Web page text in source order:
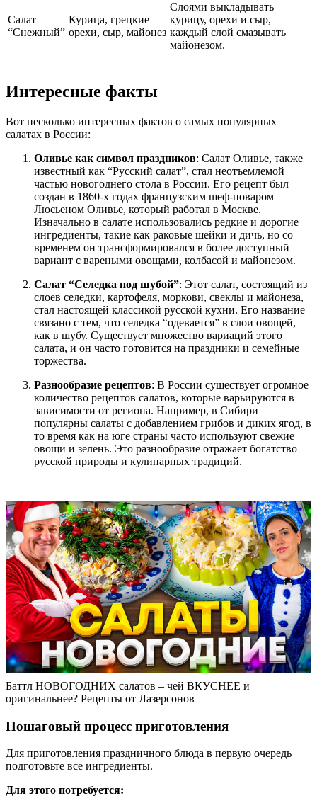
Салат
“Снежный”
Курица, грецкие
орехи, сыр, майонез
Слоями выкладывать
курицу, орехи и сыр,
каждый слой смазывать
майонезом.
Интересные факты
Вот несколько интересных фактов о самых популярных
салатах в России:
Оливье как символ праздников: Салат Оливье, также
известный как “Русский салат”, стал неотъемлемой
частью новогоднего стола в России. Его рецепт был
создан в 1860-х годах французским шеф-поваром
Люсьеном Оливье, который работал в Москве.
Изначально в салате использовались редкие и дорогие
ингредиенты, такие как раковые шейки и дичь, но со
временем он трансформировался в более доступный
вариант с вареными овощами, колбасой и майонезом.
Салат “Селедка под шубой”: Этот салат, состоящий из
слоев селедки, картофеля, моркови, свеклы и майонеза,
стал настоящей классикой русской кухни. Его название
связано с тем, что селедка “одевается” в слои овощей,
как в шубу. Существует множество вариаций этого
салата, и он часто готовится на праздники и семейные
торжества.
Разнообразие рецептов: В России существует огромное
количество рецептов салатов, которые варьируются в
зависимости от региона. Например, в Сибири
популярны салаты с добавлением грибов и диких ягод, в
то время как на юге страны часто используют свежие
овощи и зелень. Это разнообразие отражает богатство
русской природы и кулинарных традиций.
Баттл НОВОГОДНИХ салатов – чей ВКУСНЕЕ и
оригинальнее? Рецепты от Лазерсонов
Пошаговый процесс приготовления
Для приготовления праздничного блюда в первую очередь
подготовьте все ингредиенты.
Для этого потребуется: